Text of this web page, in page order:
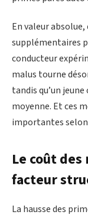
En valeur
supplémentaires
conducteur
malus tourne
tandis qu’un
moyenne. Et ces
importantes
Le coût
facteur
La hausse des